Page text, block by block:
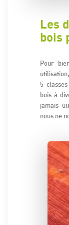
Les
bois
Pour
5
bois à
jamais
nous ne